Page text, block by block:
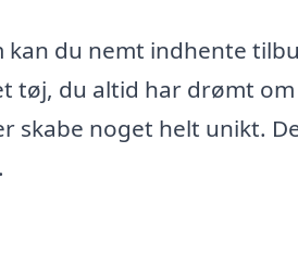
kan du nemt indhente
tøj, du altid har drømt om
skabe noget helt unikt.